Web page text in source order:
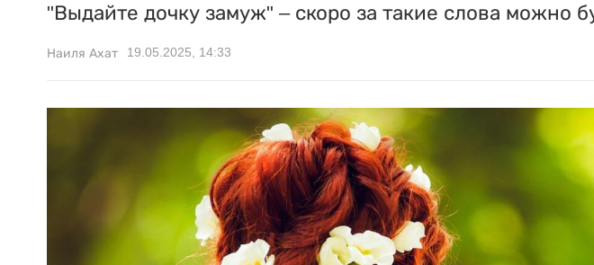
"Выдайте дочку замуж" – скоро за такие слова можно
Наиля Ахат 19.05.2025, 14:33